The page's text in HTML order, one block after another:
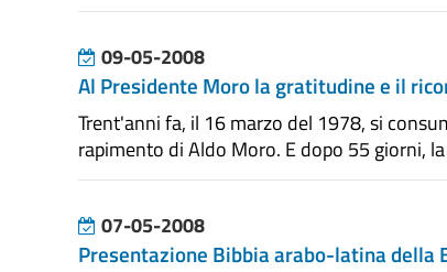
09-05-2008
Al Presidente Moro la gratitudine e il
Trent'anni fa, il 16 marzo del 1978, si
rapimento di Aldo Moro. E dopo 55 giorni,
07-05-2008
Presentazione Bibbia arabo-latina della